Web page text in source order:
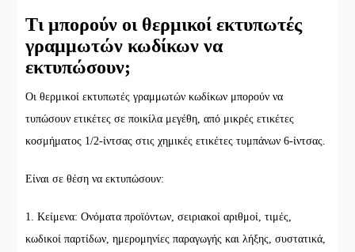
Τι μπορούν οι θερμικοί εκτυπωτές
γραμμωτών κωδίκων να
εκτυπώσουν;
Οι θερμικοί εκτυπωτές γραμμωτών κωδίκων μπορούν να
τυπώσουν ετικέτες σε ποικίλα μεγέθη, από μικρές ετικέτες
κοσμήματος 1/2-ίντσας στις χημικές ετικέτες τυμπάνων 6-ίντσας.
Είναι σε θέση να εκτυπώσουν:
1. Κείμενα: Ονόματα προϊόντων, σειριακοί αριθμοί, τιμές,
κωδικοί παρτίδων, ημερομηνίες παραγωγής και λήξης, συστατικά,